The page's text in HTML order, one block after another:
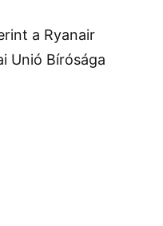
a Ryanair
Unió Bírósága